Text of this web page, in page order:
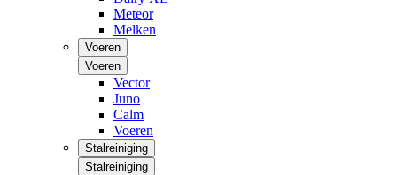
Meteor
Melken
Voeren
Voeren
Vector
Juno
Calm
Voeren
Stalreiniging
Stalreiniging